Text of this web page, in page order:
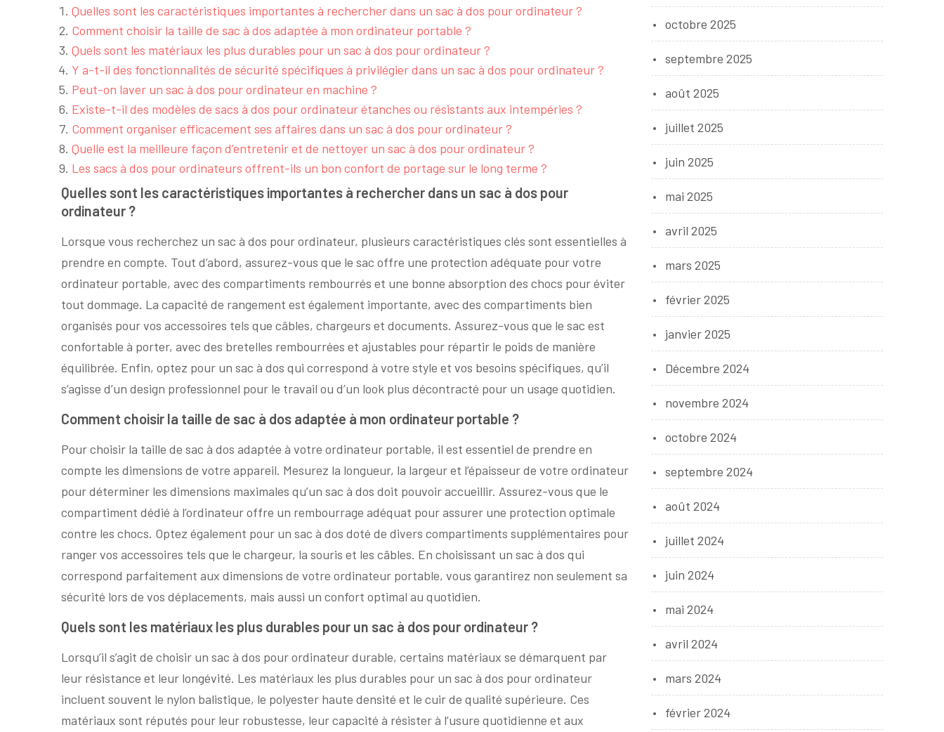
Quelles sont les caractéristiques importantes à rechercher dans un sac à dos pour ordinateur ?
Comment choisir la taille de sac à dos adaptée à mon ordinateur portable ?
Quels sont les matériaux les plus durables pour un sac à dos pour ordinateur ?
Y a-t-il des fonctionnalités de sécurité spécifiques à privilégier dans un sac à dos pour ordinateur ?
Peut-on laver un sac à dos pour ordinateur en machine ?
Existe-t-il des modèles de sacs à dos pour ordinateur étanches ou résistants aux intempéries ?
Comment organiser efficacement ses affaires dans un sac à dos pour ordinateur ?
Quelle est la meilleure façon d’entretenir et de nettoyer un sac à dos pour ordinateur ?
Les sacs à dos pour ordinateurs offrent-ils un bon confort de portage sur le long terme ?
Quelles sont les caractéristiques importantes à rechercher dans un sac à dos pour
ordinateur ?
Lorsque vous recherchez un sac à dos pour ordinateur, plusieurs caractéristiques clés sont essentielles à
prendre en compte. Tout d’abord, assurez-vous que le sac offre une protection adéquate pour votre
ordinateur portable, avec des compartiments rembourrés et une bonne absorption des chocs pour éviter
tout dommage. La capacité de rangement est également importante, avec des compartiments bien
organisés pour vos accessoires tels que câbles, chargeurs et documents. Assurez-vous que le sac est
confortable à porter, avec des bretelles rembourrées et ajustables pour répartir le poids de manière
équilibrée. Enfin, optez pour un sac à dos qui correspond à votre style et vos besoins spécifiques, qu’il
s’agisse d’un design professionnel pour le travail ou d’un look plus décontracté pour un usage quotidien.
Comment choisir la taille de sac à dos adaptée à mon ordinateur portable ?
Pour choisir la taille de sac à dos adaptée à votre ordinateur portable, il est essentiel de prendre en
compte les dimensions de votre appareil. Mesurez la longueur, la largeur et l’épaisseur de votre ordinateur
pour déterminer les dimensions maximales qu’un sac à dos doit pouvoir accueillir. Assurez-vous que le
compartiment dédié à l’ordinateur offre un rembourrage adéquat pour assurer une protection optimale
contre les chocs. Optez également pour un sac à dos doté de divers compartiments supplémentaires pour
ranger vos accessoires tels que le chargeur, la souris et les câbles. En choisissant un sac à dos qui
correspond parfaitement aux dimensions de votre ordinateur portable, vous garantirez non seulement sa
sécurité lors de vos déplacements, mais aussi un confort optimal au quotidien.
Quels sont les matériaux les plus durables pour un sac à dos pour ordinateur ?
Lorsqu’il s’agit de choisir un sac à dos pour ordinateur durable, certains matériaux se démarquent par
leur résistance et leur longévité. Les matériaux les plus durables pour un sac à dos pour ordinateur
incluent souvent le nylon balistique, le polyester haute densité et le cuir de qualité supérieure. Ces
matériaux sont réputés pour leur robustesse, leur capacité à résister à l’usure quotidienne et aux
octobre 2025
septembre 2025
août 2025
juillet 2025
juin 2025
mai 2025
avril 2025
mars 2025
février 2025
janvier 2025
Décembre 2024
novembre 2024
octobre 2024
septembre 2024
août 2024
juillet 2024
juin 2024
mai 2024
avril 2024
mars 2024
février 2024